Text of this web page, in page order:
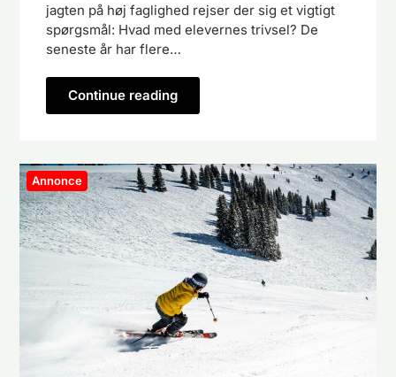
jagten på høj faglighed rejser der sig et vigtigt
spørgsmål: Hvad med elevernes trivsel? De
seneste år har flere…
Continue reading
Annonce